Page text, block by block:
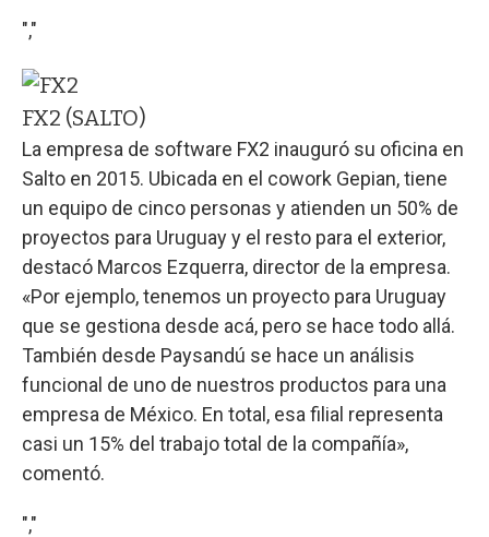
","
FX2 (SALTO)
La empresa de software FX2 inauguró su oficina en
Salto en 2015. Ubicada en el cowork Gepian, tiene
un equipo de cinco personas y atienden un 50% de
proyectos para Uruguay y el resto para el exterior,
destacó Marcos Ezquerra, director de la empresa.
«Por ejemplo, tenemos un proyecto para Uruguay
que se gestiona desde acá, pero se hace todo allá.
También desde Paysandú se hace un análisis
funcional de uno de nuestros productos para una
empresa de México. En total, esa filial representa
casi un 15% del trabajo total de la compañía»,
comentó.
","